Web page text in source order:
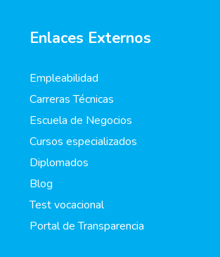
Enlaces Externos
Empleabilidad
Carreras Técnicas
Escuela de Negocios
Cursos especializados
Diplomados
Blog
Test vocacional
Portal de Transparencia